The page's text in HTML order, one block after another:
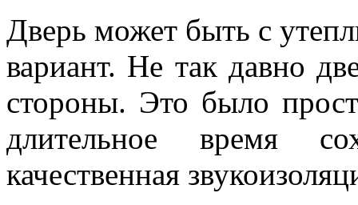
Дверь может быть с
вариант. Не так давно
стороны. Это было
длительное время
качественная